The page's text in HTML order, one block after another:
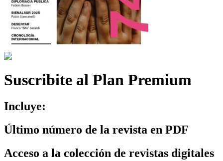
Suscribite al Plan Premium
Incluye:
Último número de la revista en PDF
Acceso a la colección de revistas digitales